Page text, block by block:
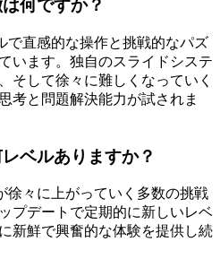
何ですか？
で直感的な操作と挑戦的なパズ
います。独自のスライドシステ
そして徐々に難しくなっていく
考と問題解決能力が試されま
ベルありますか？
徐々に上がっていく多数の挑戦
プデートで定期的に新しいレベ
新鮮で興奮的な体験を提供し続